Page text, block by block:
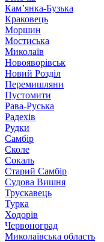
Кам’янка-Бузька
Краковець
Моршин
Мостиська
Миколаїв
Новояворівськ
Новий Розділ
Перемишляни
Пустомити
Рава-Руська
Радехів
Рудки
Самбір
Сколе
Сокаль
Старий Самбір
Судова Вишня
Трускавець
Турка
Ходорів
Червоноград
Миколаївська область